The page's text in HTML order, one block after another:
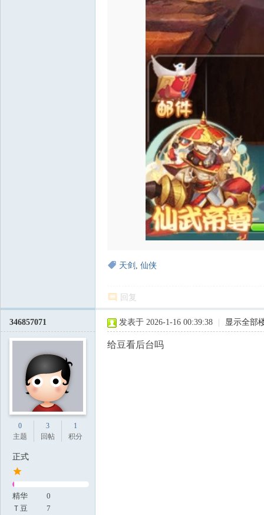
天剑 , 仙侠
回复
346857071
0
主题
3
回帖
1
积分
正式
精华
0
Ｔ豆
7
发表于 2026-1-16 00:39:38 显示全部
给豆看后台吗